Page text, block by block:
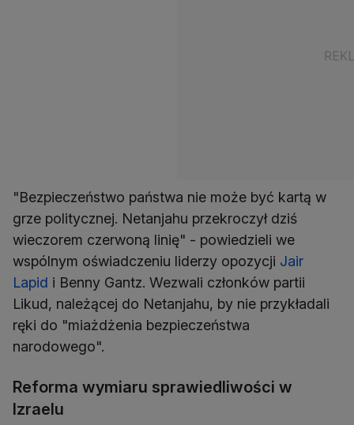
"Bezpieczeństwo państwa nie może być kartą w
grze politycznej. Netanjahu przekroczył dziś
wieczorem czerwoną linię" - powiedzieli we
wspólnym oświadczeniu liderzy opozycji Jair
Lapid i Benny Gantz. Wezwali członków partii
Likud, należącej do Netanjahu, by nie przykładali
ręki do "miażdżenia bezpieczeństwa
narodowego".
Reforma wymiaru sprawiedliwości w
Izraelu